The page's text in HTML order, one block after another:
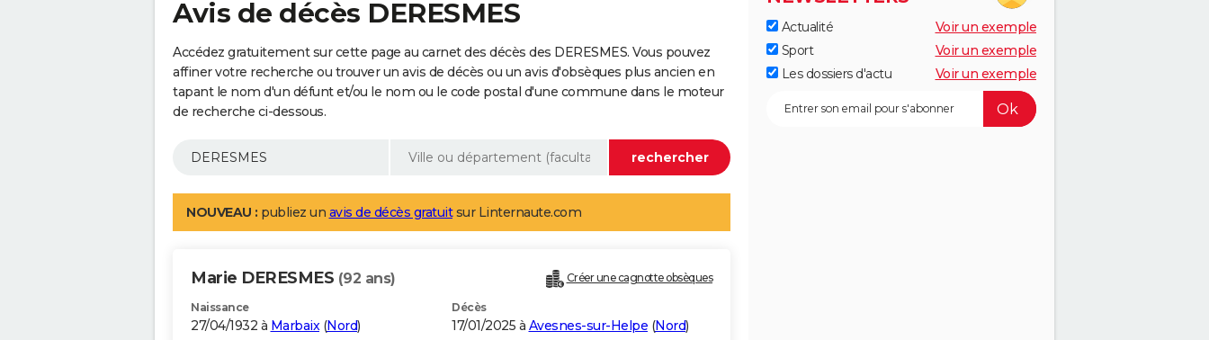
Avis de décès DERESMES
Accédez gratuitement sur cette page au carnet des décès des DERESMES. Vous pouvez
affiner votre recherche ou trouver un avis de décès ou un avis d'obsèques plus ancien en
tapant le nom d'un défunt et/ou le nom ou le code postal d'une commune dans le moteur
de recherche ci-dessous.
NOUVEAU : publiez un avis de décès gratuitsur Linternaute.com
Marie DERESMES (92 ans) Créer une cagnotte obsèques
Naissance
27/04/1932 à Marbaix(Nord)
Décès
17/01/2025 à Avesnes-sur-Helpe (Nord)
Actualité
Voir un exemple
Sport
Voir un exemple
Les dossiers d'actu
Voir un exemple